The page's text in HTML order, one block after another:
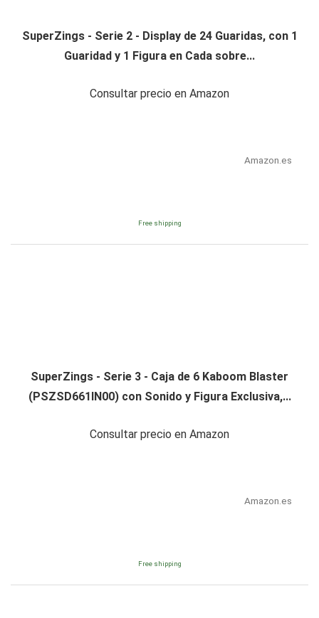
SuperZings - Serie 2 - Display de 24 Guaridas, con 1
Guaridad y 1 Figura en Cada sobre...
Consultar precio en Amazon
Amazon.es
Free shipping
SuperZings - Serie 3 - Caja de 6 Kaboom Blaster
(PSZSD661IN00) con Sonido y Figura Exclusiva,...
Consultar precio en Amazon
Amazon.es
Free shipping